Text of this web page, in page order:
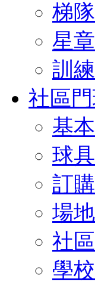
梯
星
訓
社區
基
球
訂
場
社
學